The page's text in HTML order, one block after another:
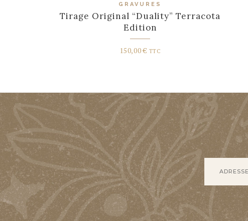
GRAVURES
Tirage Original “Duality” Terracota
Edition
150,00€ TTC